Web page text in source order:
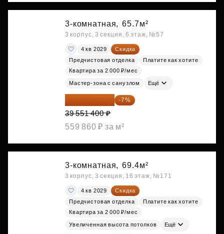
3-комнатная, 65.7м²
3 корпус, 3 секция, 6 этаж, №57
4 кв 2029
Скидка
Предчистовая отделка
Платите как хотите
Квартира за 2 000 ₽/мес
Мастер-зона с санузлом Ещё
36 782 802 ₽ -7%
39 551 400 ₽
559 860 ₽ за м²
3-комнатная, 69.4м²
3 корпус, 3 секция, 16 этаж, №171
4 кв 2029
Скидка
Предчистовая отделка
Платите как хотите
Квартира за 2 000 ₽/мес
Увеличенная высота потолков Ещё